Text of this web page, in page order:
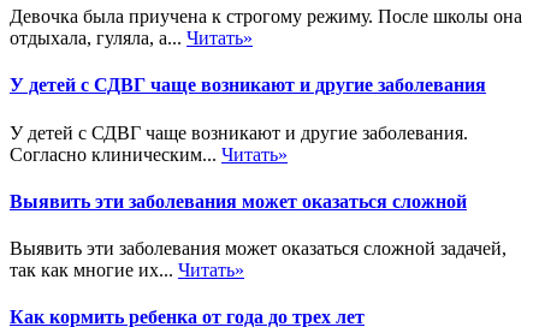
Девочка была приучена к строгому режиму. После школы она
отдыхала, гуляла, а... Читать»
У детей с СДВГ чаще возникают и другие заболевания
У детей с СДВГ чаще возникают и другие заболевания.
Согласно клиническим... Читать»
Выявить эти заболевания может оказаться сложной
Выявить эти заболевания может оказаться сложной задачей,
так как многие их... Читать»
Как кормить ребенка от года до трех лет